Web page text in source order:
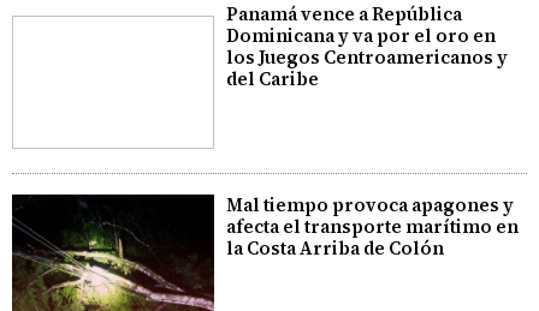
Panamá vence a República
Dominicana y va por el oro en
los Juegos Centroamericanos y
del Caribe
Mal tiempo provoca apagones y
afecta el transporte marítimo en
la Costa Arriba de Colón